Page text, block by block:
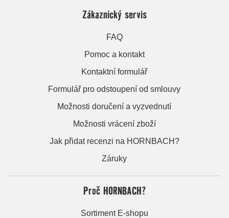
Zákaznický servis
FAQ
Pomoc a kontakt
Kontaktní formulář
Formulář pro odstoupení od smlouvy
Možnosti doručení a vyzvednutí
Možnosti vrácení zboží
Jak přidat recenzi na HORNBACH?
Záruky
Proč HORNBACH?
Sortiment E-shopu